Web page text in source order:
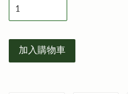
加入購物車